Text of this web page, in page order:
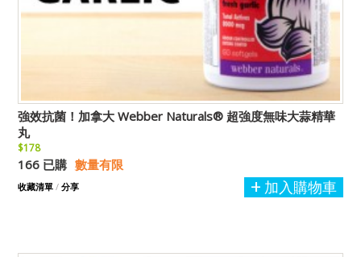
強效抗菌！加拿大 Webber Naturals® 超強度無味大蒜精華
丸
$178
166 已購 數量有限
加入購物車
收藏清單 / 分享